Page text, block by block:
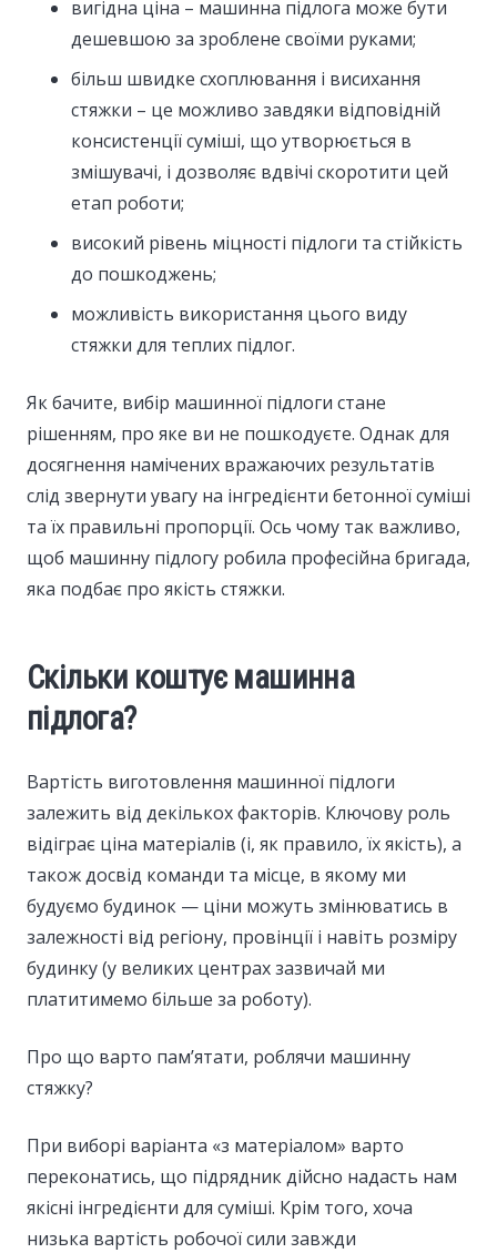
вигідна ціна – машинна підлога може бути
дешевшою за зроблене своїми руками;
більш швидке схоплювання і висихання
стяжки – це можливо завдяки відповідній
консистенції суміші, що утворюється в
змішувачі, і дозволяє вдвічі скоротити цей
етап роботи;
високий рівень міцності підлоги та стійкість
до пошкоджень;
можливість використання цього виду
стяжки для теплих підлог.
Як бачите, вибір машинної підлоги стане
рішенням, про яке ви не пошкодуєте. Однак для
досягнення намічених вражаючих результатів
слід звернути увагу на інгредієнти бетонної суміші
та їх правильні пропорції. Ось чому так важливо,
щоб машинну підлогу робила професійна бригада,
яка подбає про якість стяжки.
Скільки коштує машинна
підлога?
Вартість виготовлення машинної підлоги
залежить від декількох факторів. Ключову роль
відіграє ціна матеріалів (і, як правило, їх якість), а
також досвід команди та місце, в якому ми
будуємо будинок — ціни можуть змінюватись в
залежності від регіону, провінції і навіть розміру
будинку (у великих центрах зазвичай ми
платитимемо більше за роботу).
Про що варто пам’ятати, роблячи машинну
стяжку?
При виборі варіанта «з матеріалом» варто
переконатись, що підрядник дійсно надасть нам
якісні інгредієнти для суміші. Крім того, хоча
низька вартість робочої сили завжди